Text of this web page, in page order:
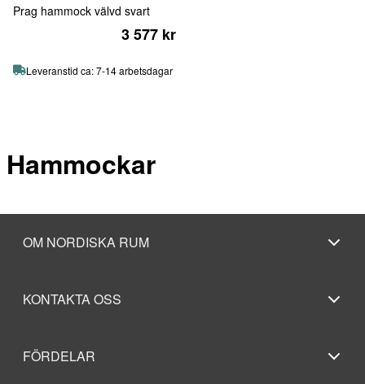
Prag hammock välvd svart
3 577 kr
Leveranstid ca: 7-14 arbetsdagar
Hammockar
OM NORDISKA RUM
KONTAKTA OSS
FÖRDELAR